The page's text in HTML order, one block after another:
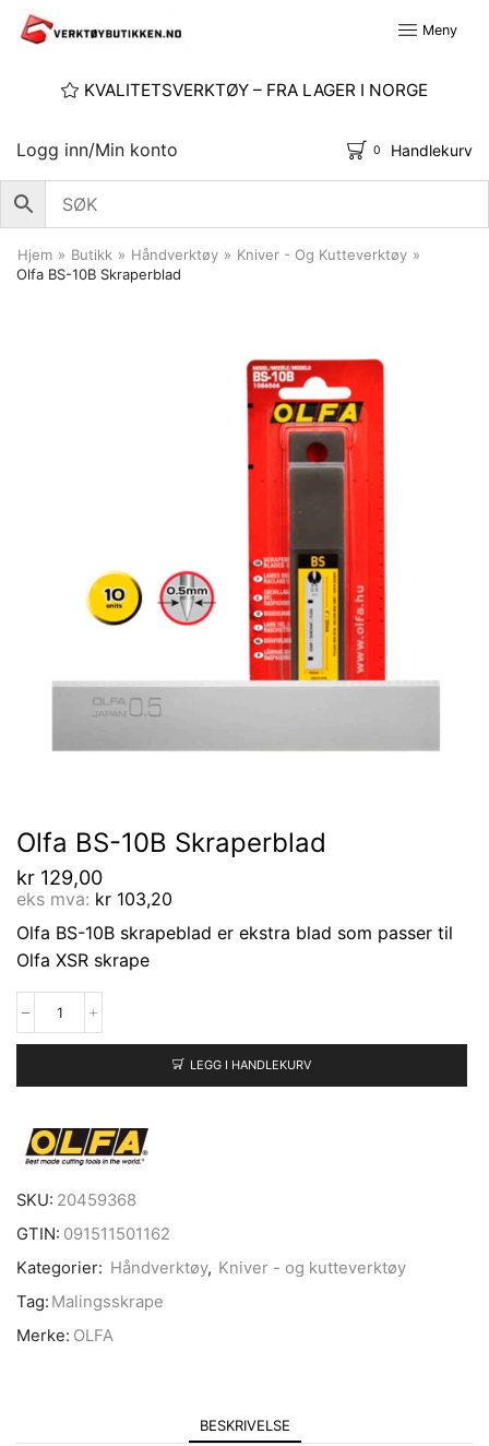
Meny
KVALITETSVERKTØY – FRA LAGER I NORGE
Logg inn/Min konto 0 Handlekurv
Hjem » Butikk » Håndverktøy » Kniver - Og Kutteverktøy »
Olfa BS-10B Skraperblad
Olfa BS-10B Skraperblad
kr 129,00
eks mva: kr 103,20
Olfa BS-10B skrapeblad er ekstra blad som passer til
Olfa XSR skrape
LEGG I HANDLEKURV
SKU: 20459368
GTIN: 091511501162
Kategorier: Håndverktøy, Kniver - og kutteverktøy
Tag: Malingsskrape
Merke: OLFA
BESKRIVELSE